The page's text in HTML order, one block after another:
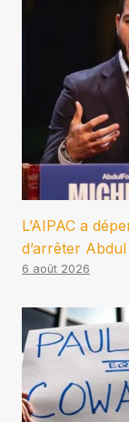
L’AIPAC a
d’arrêter
6 août 2026